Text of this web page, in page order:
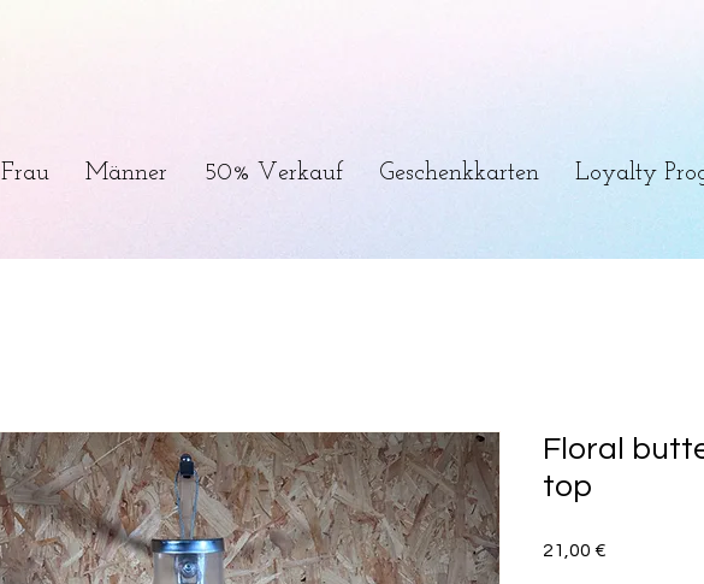
Frau Männer 50% Verkauf Geschenkkarten Loyalty
Floral
top
21,00 €